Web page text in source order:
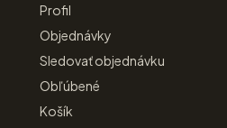
Profil
Objednávky
Sledovať objednávku
Obľúbené
Košík